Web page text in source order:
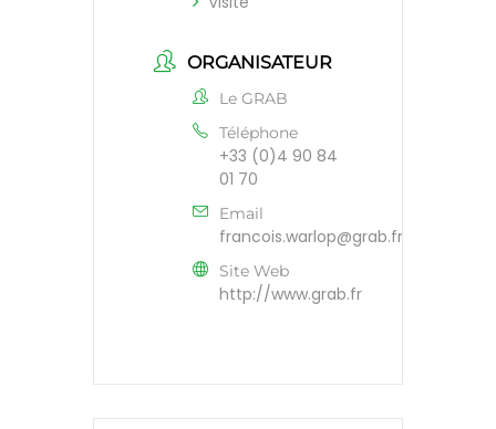
ORGANISATEUR
Le GRAB
Téléphone
+33 (0)4 90 84
01 70
Email
francois.warlop@grab.fr
Site Web
http://www.grab.fr